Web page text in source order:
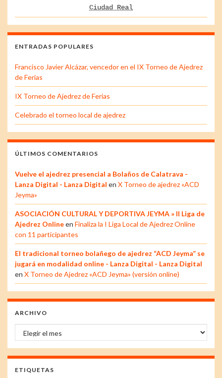
Ciudad Real
ENTRADAS POPULARES
Francisco Javier Alcázar, vencedor en el IX Torneo de Ajedrez
de Ferias
IX Torneo de Ajedrez de Ferias
Celebrado el torneo local de ajedrez
ÚLTIMOS COMENTARIOS
Vuelve el ajedrez presencial a Bolaños de Calatrava -
Lanza Digital - Lanza Digital en X Torneo de ajedrez «ACD
Jeyma»
ASOCIACIÓN CULTURAL Y DEPORTIVA JEYMA » II Liga de
Ajedrez Onlineen Finaliza la I Liga Local de Ajedrez Online
con 11 participantes
El tradicional torneo bolañego de ajedrez “ACD Jeyma” se
jugará en modalidad online - Lanza Digital - Lanza Digital
en X Torneo de Ajedrez «ACD Jeyma» (versión online)
ARCHIVO
Archivo
ETIQUETAS